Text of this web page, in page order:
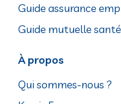
Guide assurance
Guide mutuelle santé
À propos
Qui sommes-nous ?